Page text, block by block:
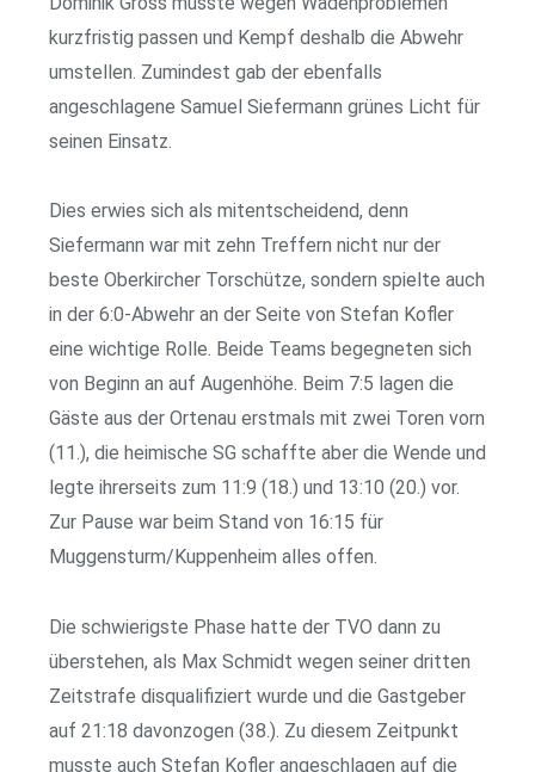
kurzfristig passen und Kempf deshalb die Abwehr
umstellen. Zumindest gab der ebenfalls
angeschlagene Samuel Siefermann grünes Licht für
seinen Einsatz.
Dies erwies sich als mitentscheidend, denn
Siefermann war mit zehn Treffern nicht nur der
beste Oberkircher Torschütze, sondern spielte auch
in der 6:0-Abwehr an der Seite von Stefan Kofler
eine wichtige Rolle. Beide Teams begegneten sich
von Beginn an auf Augenhöhe. Beim 7:5 lagen die
Gäste aus der Ortenau erstmals mit zwei Toren vorn
(11.), die heimische SG schaffte aber die Wende und
legte ihrerseits zum 11:9 (18.) und 13:10 (20.) vor.
Zur Pause war beim Stand von 16:15 für
Muggensturm/Kuppenheim alles offen.
Die schwierigste Phase hatte der TVO dann zu
überstehen, als Max Schmidt wegen seiner dritten
Zeitstrafe disqualifiziert wurde und die Gastgeber
auf 21:18 davonzogen (38.). Zu diesem Zeitpunkt
musste auch Stefan Kofler angeschlagen auf die